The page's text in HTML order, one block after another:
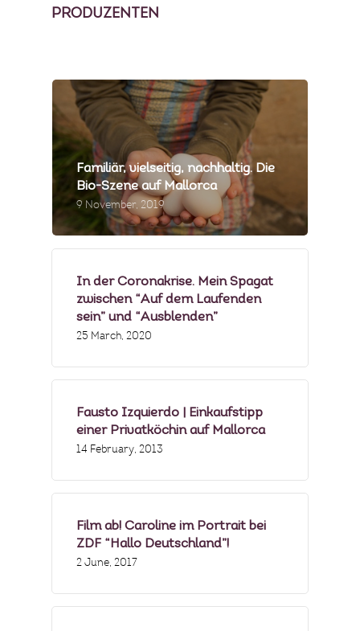
PRODUZENTEN
Familiär, vielseitig, nachhaltig. Die
Bio-Szene auf Mallorca
9 November, 2019
In der Coronakrise. Mein Spagat
zwischen “Auf dem Laufenden
sein” und “Ausblenden”
25 March, 2020
Fausto Izquierdo | Einkaufstipp
einer Privatköchin auf Mallorca
14 February, 2013
Film ab! Caroline im Portrait bei
ZDF “Hallo Deutschland”!
2 June, 2017